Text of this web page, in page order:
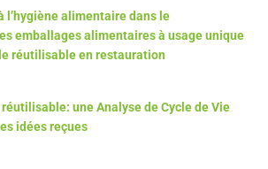
l’hygiène alimentaire dans le
emballages alimentaires à usage unique
réutilisable en restauration
une Analyse de Cycle de Vie
idées reçues